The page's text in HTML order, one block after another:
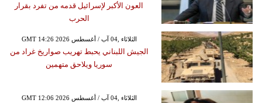
العون الأكبر لإسرائيل قدمه من تفرد بقرار
الحرب
GMT 14:26 2026 الثلاثاء ,04 آب / أغسطس
الجيش اللبناني يحبط تهريب صواريخ غراد من
سوريا ويلاحق متهمين
GMT 12:06 2026 الثلاثاء ,04 آب / أغسطس